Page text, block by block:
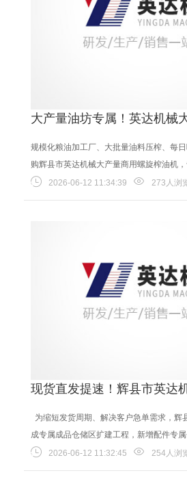
大产量油坊专属！英达机械
规模化粮油加工厂、大批量油料压榨、每
购辉县市英达机械大产量商用螺旋榨油机，
作社、油料加工企业量身打造，高产能、
2026-06-12 11:34:39 273人浏
现货直发提速！辉县市英达
为缩短发货周期、解决客户急单需求，辉
成专属成品仓储区扩建工程，新增配件专
放库区，大幅扩充榨油机整机、全......
2026-06-12 11:32:45 254人浏